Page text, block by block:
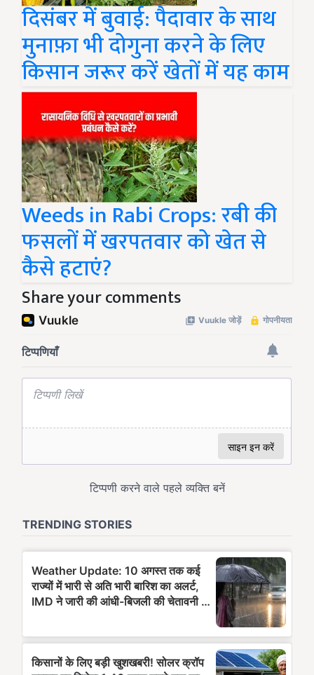
दिसंबर में बुवाई: पैदावार के साथ
मुनाफ़ा भी दोगुना करने के लिए
किसान जरूर करें खेतों में यह काम
Weeds in Rabi Crops: रबी की
फसलों में खरपतवार को खेत से
कैसे हटाएं?
Share your comments